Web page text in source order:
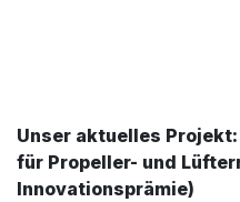
Unser aktuelles
für Propeller- und
Innovationsprämie)